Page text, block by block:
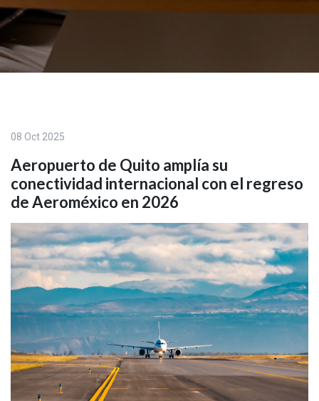
08 Oct 2025
Aeropuerto de Quito amplía su
conectividad internacional con el regreso
de Aeroméxico en 2026